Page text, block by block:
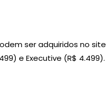
ser adquiridos no
e Executive (R$